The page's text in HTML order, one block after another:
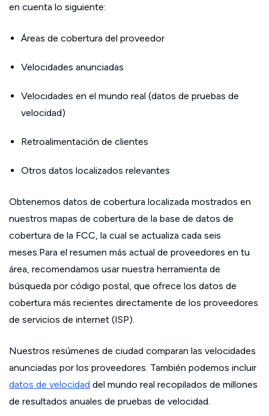
en cuenta lo siguiente:
Áreas de cobertura del proveedor
Velocidades anunciadas
Velocidades en el mundo real (datos de pruebas de
velocidad)
Retroalimentación de clientes
Otros datos localizados relevantes
Obtenemos datos de cobertura localizada mostrados en
nuestros mapas de cobertura de la base de datos de
cobertura de la FCC, la cual se actualiza cada seis
meses.Para el resumen más actual de proveedores en tu
área, recomendamos usar nuestra herramienta de
búsqueda por código postal, que ofrece los datos de
cobertura más recientes directamente de los proveedores
de servicios de internet (ISP).
Nuestros resúmenes de ciudad comparan las velocidades
anunciadas por los proveedores. También podemos incluir
datos de velocidad del mundo real recopilados de millones
de resultados anuales de pruebas de velocidad.